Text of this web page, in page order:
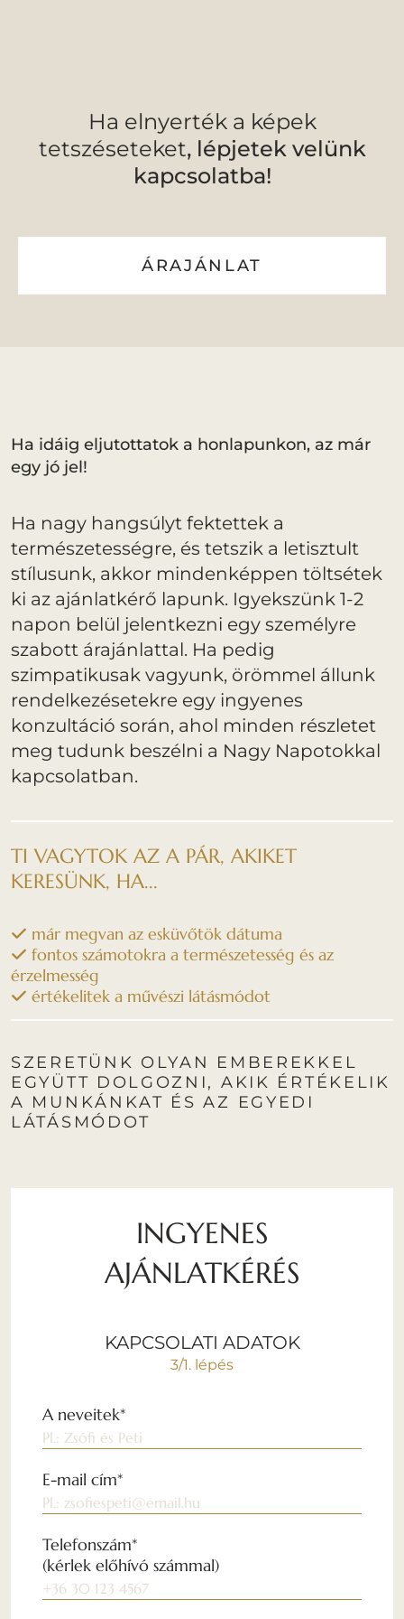
Ha elnyerték a képek
tetszéseteket, lépjetek velünk
kapcsolatba!
ÁRAJÁNLAT
Ha idáig eljutottatok a honlapunkon, az már
egy jó jel!
Ha nagy hangsúlyt fektettek a
természetességre, és tetszik a letisztult
stílusunk, akkor mindenképpen töltsétek
ki az ajánlatkérő lapunk. Igyekszünk 1-2
napon belül jelentkezni egy személyre
szabott árajánlattal. Ha pedig
szimpatikusak vagyunk, örömmel állunk
rendelkezésetekre egy ingyenes
konzultáció során, ahol minden részletet
meg tudunk beszélni a Nagy Napotokkal
kapcsolatban.
TI VAGYTOK AZ A PÁR, AKIKET
KERESÜNK, HA...
már megvan az esküvőtök dátuma
fontos számotokra a természetesség és az
érzelmesség
értékelitek a művészi látásmódot
SZERETÜNK OLYAN EMBEREKKEL
EGYÜTT DOLGOZNI, AKIK ÉRTÉKELIK
A MUNKÁNKAT ÉS AZ EGYEDI
LÁTÁSMÓDOT
INGYENES
AJÁNLATKÉRÉS
KAPCSOLATI ADATOK
3/1. lépés
A neveitek*
E-mail cím*
Telefonszám*
(kérlek előhívó számmal)